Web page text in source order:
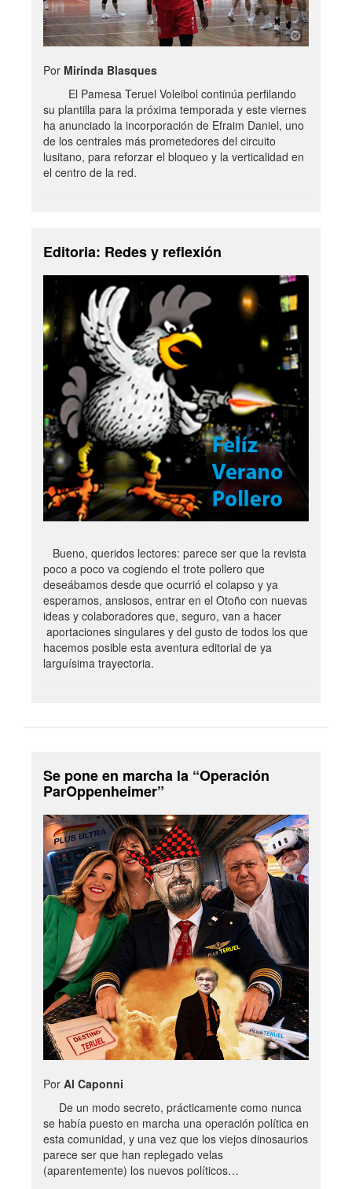
Por Mirinda Blasques
El Pamesa Teruel Voleibol continúa perfilando
su plantilla para la próxima temporada y este viernes
ha anunciado la incorporación de Efraim Daniel, uno
de los centrales más prometedores del circuito
lusitano, para reforzar el bloqueo y la verticalidad en
el centro de la red.
Editoria: Redes y reflexión
Bueno, queridos lectores: parece ser que la revista
poco a poco va cogiendo el trote pollero que
deseábamos desde que ocurrió el colapso y ya
esperamos, ansiosos, entrar en el Otoño con nuevas
ideas y colaboradores que, seguro, van a hacer
aportaciones singulares y del gusto de todos los que
hacemos posible esta aventura editorial de ya
larguísima trayectoria.
Se pone en marcha la “Operación
ParOppenheimer”
Por Al Caponni
De un modo secreto, prácticamente como nunca
se había puesto en marcha una operación política en
esta comunidad, y una vez que los viejos dinosaurios
parece ser que han replegado velas
(aparentemente) los nuevos políticos…